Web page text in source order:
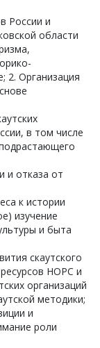
России и
области
2. Организация
в том числе
и отказа от
к истории
изучение
и быта
скаутского
НОРС и
организаций
методики;
и
роли